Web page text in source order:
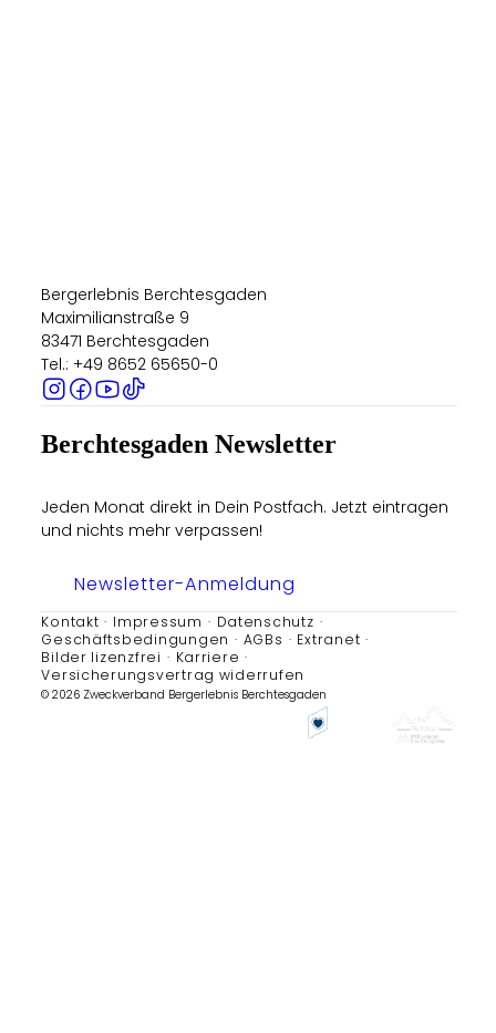
Bergerlebnis Berchtesgaden
Maximilianstraße 9
83471 Berchtesgaden
Tel.: +49 8652 65650-0
Berchtesgaden Newsletter
Jeden Monat direkt in Dein Postfach. Jetzt eintragen
und nichts mehr verpassen!
Newsletter-Anmeldung
Kontakt Impressum
Datenschutz
Geschäftsbedingungen
AGBs
Extranet
Bilder lizenzfrei
Karriere
Versicherungsvertrag widerrufen
© 2026 Zweckverband Bergerlebnis Berchtesgaden